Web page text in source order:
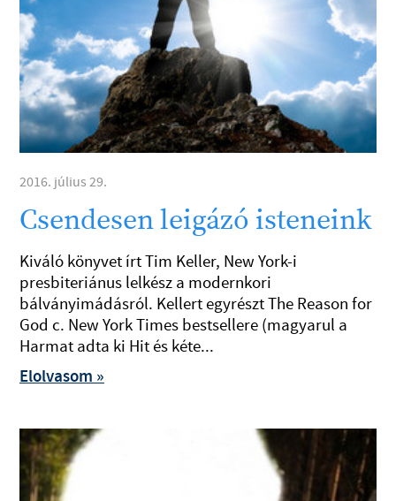
2016. július 29.
Csendesen leigázó isteneink
Kiváló könyvet írt Tim Keller, New York-i
presbiteriánus lelkész a modernkori
bálványimádásról. Kellert egyrészt The Reason for
God c. New York Times bestsellere (magyarul a
Harmat adta ki Hit és kéte...
Elolvasom »